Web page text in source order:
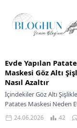
Maskesinin...
Evde Yapılan
Maskesi Göz Altı
Nasıl Azaltır
İçindekiler Göz Altı
Patates Maskesi Neden
Patates Maskesi Hazırlığı
Göre Patates Maskesi
24.06.2026 42